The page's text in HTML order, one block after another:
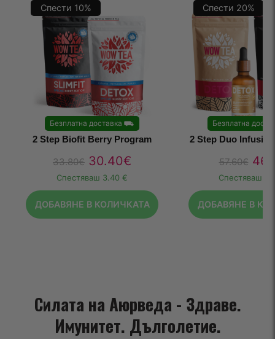
Спести 10%
Безплатна доставка ⛟
2 Step Biofit Berry Program
33.80€ 30.40€
Спестяваш 3.40 €
ДОБАВЯНЕ В КОЛИЧКАТА
Спести 20%
Безплатна
2 Step Duo
57.60€
Спестяваш
ДОБАВЯНЕ В
Силата на Аюрведа - Здраве.
Имунитет. Дълголетие.